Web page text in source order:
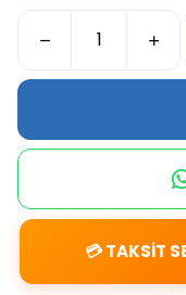
💳 TAKSİT